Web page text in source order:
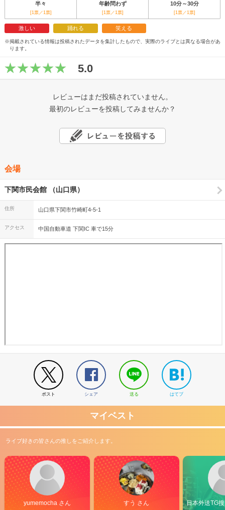
半々 年齢問わず 10分～30分
[1票／1票] [1票／1票] [1票／1票]
激しい 踊れる 笑える
※掲載されている情報は投稿されたデータを集計したもので、実際のライブとは異なる場合があ
ります。
5.0
レビューはまだ投稿されていません。
最初のレビューを投稿してみませんか？
会場
下関市民会館 （山口県）
住所 山口県下関市竹崎町4-5-1
アクセス 中国自動車道 下関IC 車で15分
ポスト シェア 送る はてブ
マイベスト
ライブ好きの皆さんの推しをご紹介します。
yumemocha さん すう さん 日本外送TG